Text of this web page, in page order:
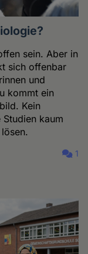
sein. Aber in
sich offenbar
und
kommt ein
Kein
kaum
1